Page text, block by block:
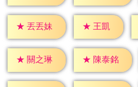
★ 丟丟妹 ★ 王凱
★ 關之琳 ★ 陳泰銘